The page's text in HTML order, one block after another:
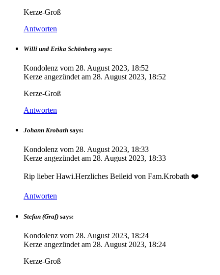
Kerze-Groß
Antworten
Willi und Erika Schönberg says:
Kondolenz vom 28. August 2023, 18:52
Kerze angezündet am 28. August 2023, 18:52
Kerze-Groß
Antworten
Johann Krobath says:
Kondolenz vom 28. August 2023, 18:33
Kerze angezündet am 28. August 2023, 18:33
Rip lieber Hawi.Herzliches Beileid von Fam.Krobath ❤️
Antworten
Stefan (Graf) says:
Kondolenz vom 28. August 2023, 18:24
Kerze angezündet am 28. August 2023, 18:24
Kerze-Groß